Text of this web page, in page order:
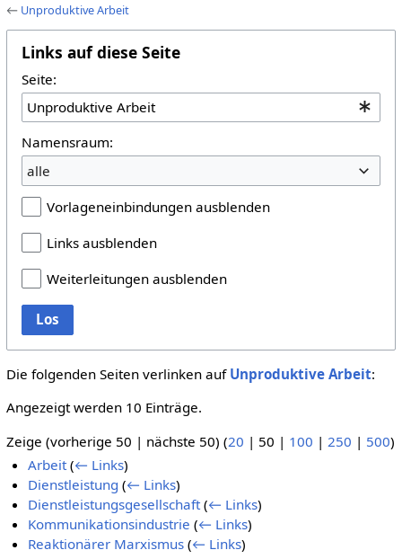
← Unproduktive Arbeit
Links auf diese Seite
Seite:
Namensraum:
alle
Vorlageneinbindungen ausblenden
Links ausblenden
Weiterleitungen ausblenden
Los
Die folgenden Seiten verlinken auf Unproduktive Arbeit:
Angezeigt werden 10 Einträge.
Zeige (vorherige 50 | nächste 50) (20 | 50 | 100 | 250 | 500)
Arbeit (← Links)
Dienstleistung (← Links)
Dienstleistungsgesellschaft (← Links)
Kommunikationsindustrie (← Links)
Reaktionärer Marxismus (← Links)